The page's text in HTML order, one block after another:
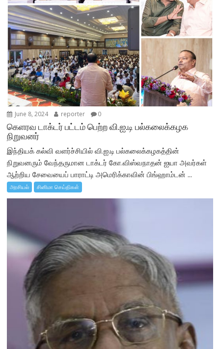
June 8, 2024 reporter 0
கெளரவ டாக்டர் பட்டம் பெற்ற வி.ஐ.டி பல்கலைக்கழக
நிறுவனர்
இந்தியக் கல்வி வளர்ச்சியில் வி.ஐ.டி பல்கலைக்கழகத்தின்
நிறுவனரும் வேந்தருமான டாக்டர் கோ.விஸ்வநாதன் ஐயா அவர்கள்
ஆற்றிய சேவையைப் பாராட்டி அமெரிக்காவின் பிங்ஹாம்டன் ...
அரசியல் சினிமா செய்திகள்